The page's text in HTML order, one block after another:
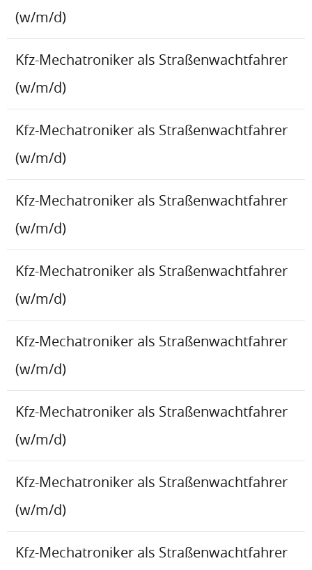
(w/m/d)
Kfz-Mechatroniker als Straßenwachtfahrer
(w/m/d)
Kfz-Mechatroniker als Straßenwachtfahrer
(w/m/d)
Kfz-Mechatroniker als Straßenwachtfahrer
(w/m/d)
Kfz-Mechatroniker als Straßenwachtfahrer
(w/m/d)
Kfz-Mechatroniker als Straßenwachtfahrer
(w/m/d)
Kfz-Mechatroniker als Straßenwachtfahrer
(w/m/d)
Kfz-Mechatroniker als Straßenwachtfahrer
(w/m/d)
Kfz-Mechatroniker als Straßenwachtfahrer